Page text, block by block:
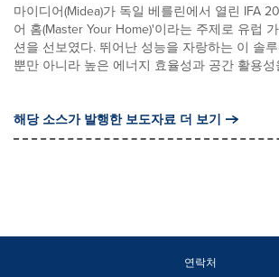
마이디어(Midea)가 독일 베를린에서 열린 IFA
어 홈(Master Your Home)'이라는 주제로 유럽
션을 선보였다. 뛰어난 성능을 자랑하는 이 솔
뿐만 아니라 높은 에너지 효율성과 공간 활용성
해당 소스가 발행한 보도자료 더 보기
연락처